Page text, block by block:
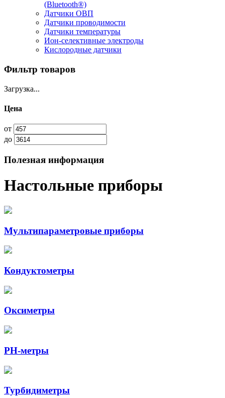
(Bluetooth®)
Датчики ОВП
Датчики проводимости
Датчики температуры
Ион-селективные электроды
Кислородные датчики
Фильтр товаров
Загрузка...
Цена
от
до
Полезная информация
Настольные приборы
Мультипараметровые приборы
Кондуктометры
Оксиметры
PH-метры
Турбидиметры